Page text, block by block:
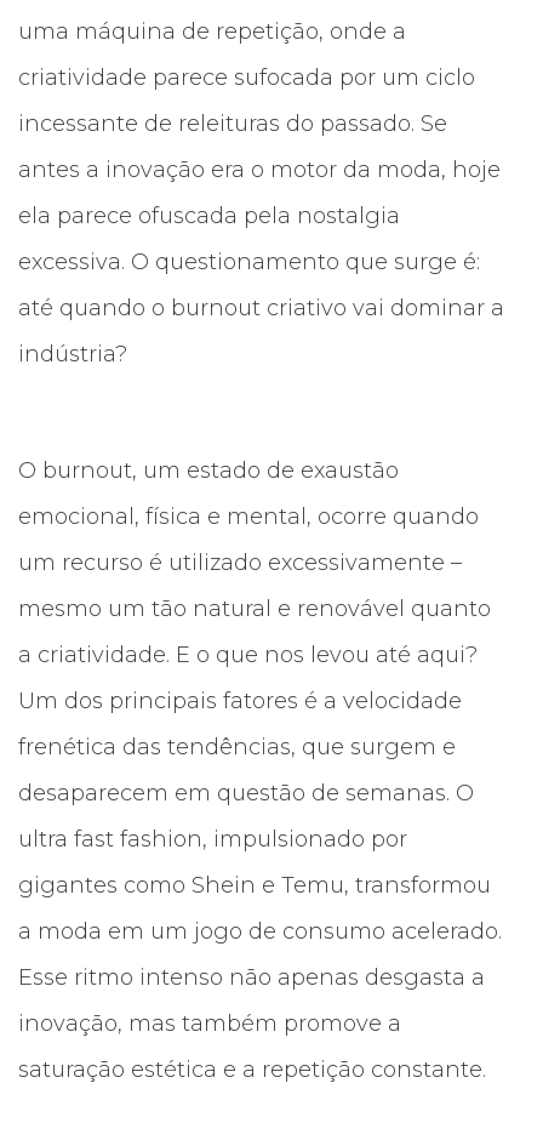
uma máquina de repetição, onde a
criatividade parece sufocada por um ciclo
incessante de releituras do passado. Se
antes a inovação era o motor da moda, hoje
ela parece ofuscada pela nostalgia
excessiva. O questionamento que surge é:
até quando o burnout criativo vai dominar a
indústria?
O burnout, um estado de exaustão
emocional, física e mental, ocorre quando
um recurso é utilizado excessivamente –
mesmo um tão natural e renovável quanto
a criatividade. E o que nos levou até aqui?
Um dos principais fatores é a velocidade
frenética das tendências, que surgem e
desaparecem em questão de semanas. O
ultra fast fashion, impulsionado por
gigantes como Shein e Temu, transformou
a moda em um jogo de consumo acelerado.
Esse ritmo intenso não apenas desgasta a
inovação, mas também promove a
saturação estética e a repetição constante.